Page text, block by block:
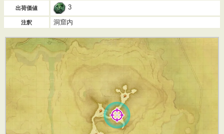
出荷価値 3
注釈 洞窟内